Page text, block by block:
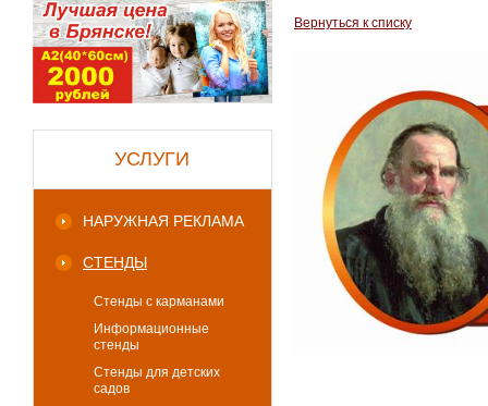
УСЛУГИ
НАРУЖНАЯ РЕКЛАМА
СТЕНДЫ
Стенды с карманами
Информационные
стенды
Стенды для детских
садов
Вернуться к списку